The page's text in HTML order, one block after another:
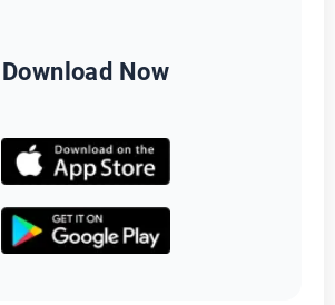
Download Now